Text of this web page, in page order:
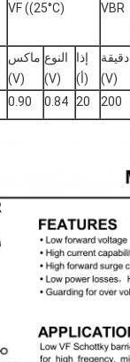
VBR
VF ((25°C)
دقيقة
(V)
إذا
(أ)
النوع
(V)
ماكس
(V)
200
20
0.84
0.90